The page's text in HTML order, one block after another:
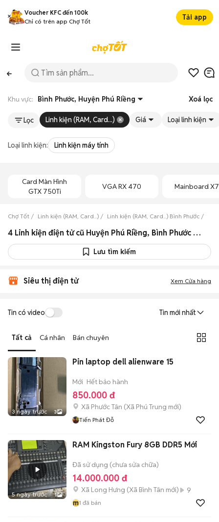
Voucher KFC đến 100k
Chỉ có trên app Chợ Tốt
Tải app
Khu vực: Bình Phước, Huyện Phú Riềng Xoá lọc
Lọc Linh kiện (RAM, Card...) Giá Loại linh kiện
Loại linh kiện: Linh kiện máy tính
Card Màn Hình
GTX 750Ti
VGA RX 470 Mainboard
Chợ Tốt Linh kiện (RAM, Card...) Linh kiện (RAM, Card...) Bình Phước
4 Linh kiện điện tử cũ Huyện Phú Riềng, Bình Phước giá rẻ
Lưu tìm kiếm
Siêu thị điện tử Xem Cửa hàng
Tin có video Tin mới nhất
Tất cả Cá nhân Bán chuyên
3 ngày trước 3
Pin laptop dell alienware 15
Mới Hết bảo hành
850.000 đ
Xã Phước Tân (Xã Phú Trung mới)
Tiến Phát Đỗ
5 ngày trước 1
RAM Kingston Fury 8GB DDR5 Mới
Đã sử dụng (chưa sửa chữa)
14.000.000 đ
Xã Long Hưng (Xã Bình Tân mới)
9
m1 đã bán